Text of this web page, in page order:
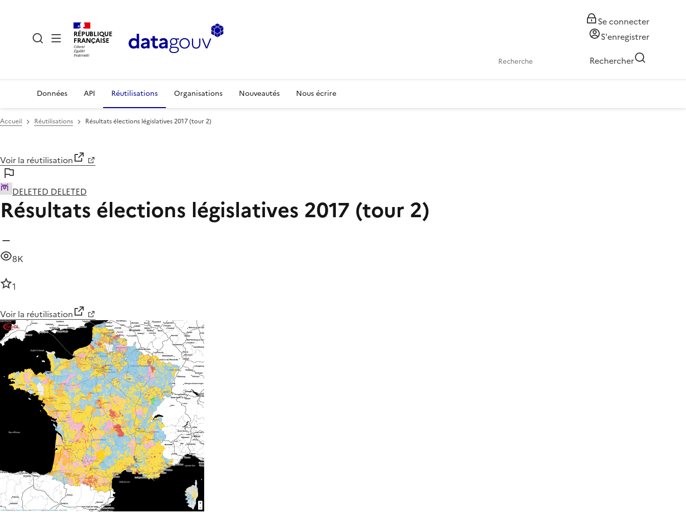
RÉPUBLIQUE
FRANÇAISE
Se connecter
S'enregistrer
Rechercher
Données API Réutilisations Organisations Nouveautés Nous écrire
Accueil Réutilisations Résultats élections législatives 2017 (tour 2)
Voir la réutilisation
DELETED DELETED
Résultats élections législatives 2017 (tour 2)
8K
1
Voir la réutilisation